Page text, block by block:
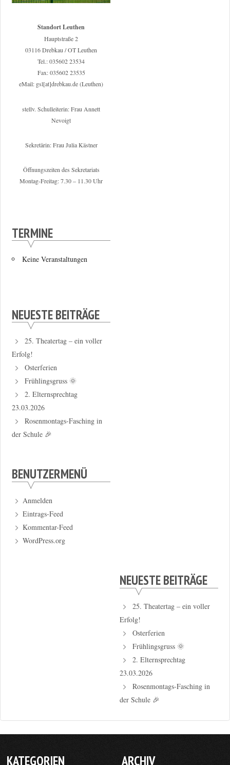
Standort Leuthen
Hauptstraße 2
03116 Drebkau / OT Leuthen
Tel.: 035602 23534
Fax: 035602 23535
eMail: gsl[at]drebkau.de (Leuthen)
stellv. Schulleiterin: Frau Annett
Nevoigt
Sekretärin: Frau Julia Kästner
Öffnungszeiten des Sekretariats
Montag-Freitag: 7.30 – 11.30 Uhr
TERMINE
Keine Veranstaltungen
NEUESTE BEITRÄGE
25. Theatertag – ein voller
Erfolg!
Osterferien
Frühlingsgruss 🌞
2. Elternsprechtag
23.03.2026
Rosenmontags-Fasching in
der Schule 🎉
BENUTZERMENÜ
Anmelden
Eintrags-Feed
Kommentar-Feed
WordPress.org
NEUESTE BEITRÄGE
25. Theatertag – ein voller
Erfolg!
Osterferien
Frühlingsgruss 🌞
2. Elternsprechtag
23.03.2026
Rosenmontags-Fasching in
der Schule 🎉
KATEGORIEN ARCHIV